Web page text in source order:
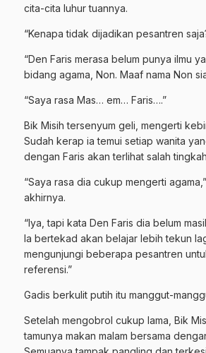
cita-cita luhur tuannya.
“Kenapa tidak dijadikan pesantren
“Den Faris merasa belum punya ilmu
bidang agama, Non. Maaf nama Non
“Saya rasa Mas… em… Faris….”
Bik Misih tersenyum geli, mengerti
Sudah kerap ia temui setiap wanita
dengan Faris akan terlihat salah
“Saya rasa dia cukup mengerti
akhirnya.
“Iya, tapi kata Den Faris dia belum
Ia bertekad akan belajar lebih tekun
mengunjungi beberapa pesantren
referensi.”
Gadis berkulit putih itu manggut-
Setelah mengobrol cukup lama, Bik
tamunya makan malam bersama